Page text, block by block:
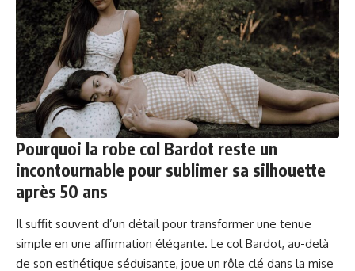
Pourquoi la robe col Bardot reste un
incontournable pour sublimer sa silhouette
après 50 ans
Il suffit souvent d’un détail pour transformer une tenue
simple en une affirmation élégante. Le col Bardot, au-delà
de son esthétique séduisante, joue un rôle clé dans la mise